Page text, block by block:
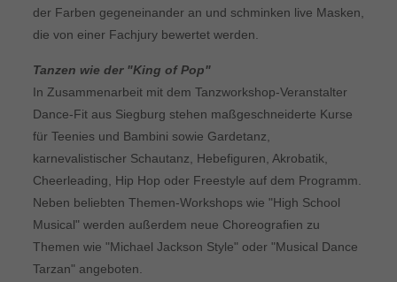
der Farben gegeneinander an und schminken live Masken,
die von einer Fachjury bewertet werden.
Tanzen wie der "King of Pop"
In Zusammenarbeit mit dem Tanzworkshop-Veranstalter
Dance-Fit aus Siegburg stehen maßgeschneiderte Kurse
für Teenies und Bambini sowie Gardetanz,
karnevalistischer Schautanz, Hebefiguren, Akrobatik,
Cheerleading, Hip Hop oder Freestyle auf dem Programm.
Neben beliebten Themen-Workshops wie "High School
Musical" werden außerdem neue Choreografien zu
Themen wie "Michael Jackson Style" oder "Musical Dance
Tarzan" angeboten.